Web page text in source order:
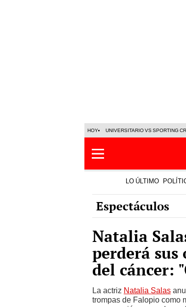
HOY UNIVERSITARIO VS SPORTING
LO ÚLTIMO
Espectáculos
Natalia
perderá
del cáncer:
La actriz Natalia Salas
trompas de Falopio como